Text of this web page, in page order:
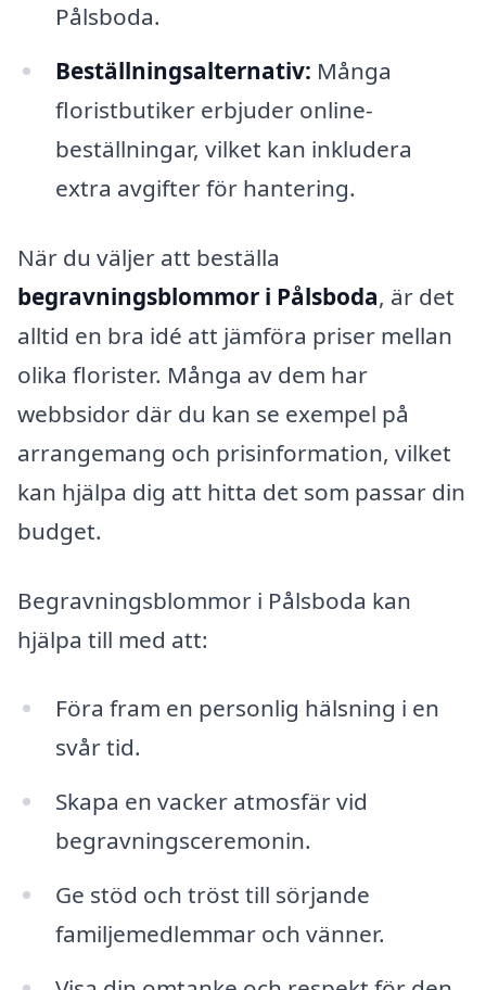
Pålsboda.
Beställningsalternativ: Många
floristbutiker erbjuder online-
beställningar, vilket kan inkludera
extra avgifter för hantering.
När du väljer att beställa
begravningsblommor i Pålsboda, är det
alltid en bra idé att jämföra priser mellan
olika florister. Många av dem har
webbsidor där du kan se exempel på
arrangemang och prisinformation, vilket
kan hjälpa dig att hitta det som passar din
budget.
Begravningsblommor i Pålsboda kan
hjälpa till med att:
Föra fram en personlig hälsning i en
svår tid.
Skapa en vacker atmosfär vid
begravningsceremonin.
Ge stöd och tröst till sörjande
familjemedlemmar och vänner.